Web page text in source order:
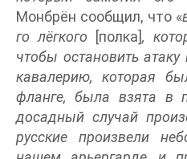
Монбрён сообщил, что «
го лёгкого [полка],
чтобы остановить
кавалерию, которая
фланге, была взята в
досадный случай
русские произвели